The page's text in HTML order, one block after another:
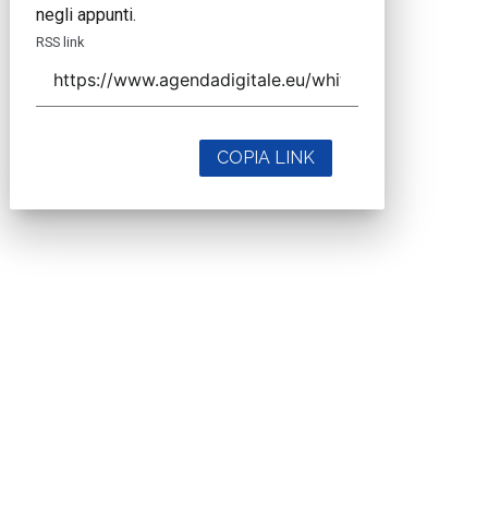
negli appunti.
RSS link
COPIA LINK